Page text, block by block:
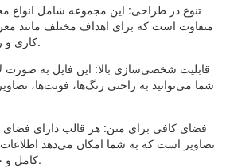
تنوع در طراحی: این مجموعه شامل انواع
متفاوت است که برای اهداف مختلف مانند
کاری و رویدادها قابل استفاده هستند.
قابلیت شخصی‌سازی بالا: این فایل به
شما می‌توانید به راحتی رنگ‌ها، فونت‌ها،
فضای کافی برای متن: هر قالب دارای فضای
تصاویر است که به شما امکان می‌دهد
کامل و خوانا به مخاطبان منتقل کنید.